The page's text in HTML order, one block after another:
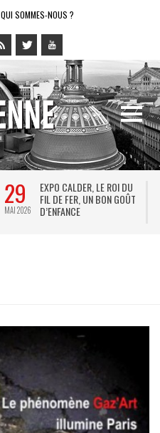
QUI SOMMES-NOUS ?
29
MAI 2026
EXPO CALDER, LE ROI DU
FIL DE FER, UN BON GOÛT
D’ENFANCE